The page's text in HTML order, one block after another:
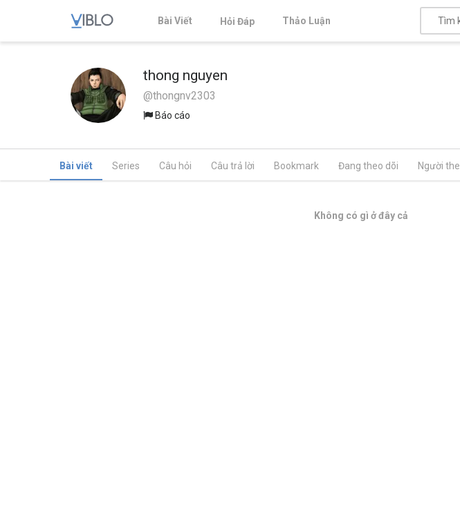
Bài Viết Hỏi Đáp Thảo Luận
thong nguyen
@thongnv2303
Báo cáo
Bài viết Series Câu hỏi Câu trả lời Bookmark Đang theo dõi Người
Không có gì ở đây cả